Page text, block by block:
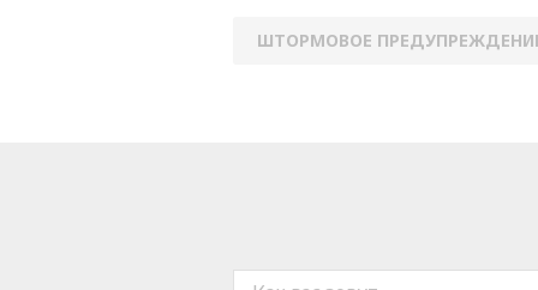
ШТОРМОВОЕ